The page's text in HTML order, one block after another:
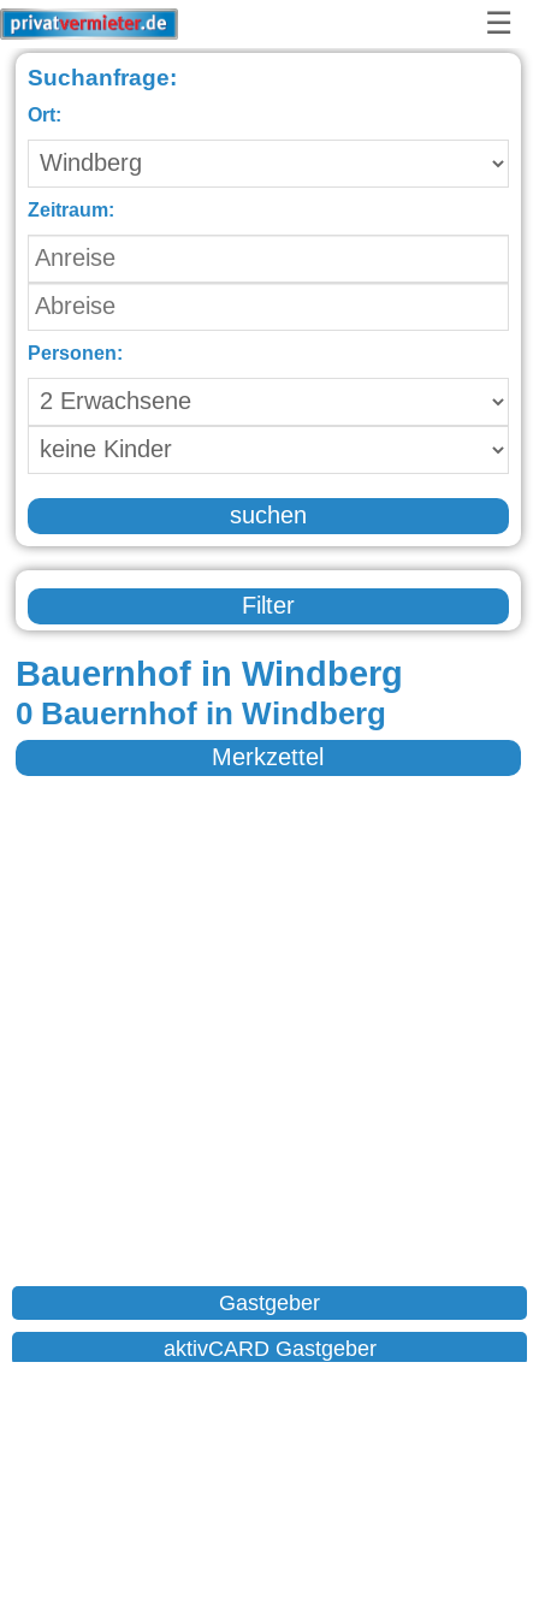
☰
Suchanfrage:
Ort:
Zeitraum:
Personen:
suchen
Filter
Bauernhof in Windberg
0 Bauernhof in Windberg
Merkzettel
Gastgeber
aktivCARD Gastgeber